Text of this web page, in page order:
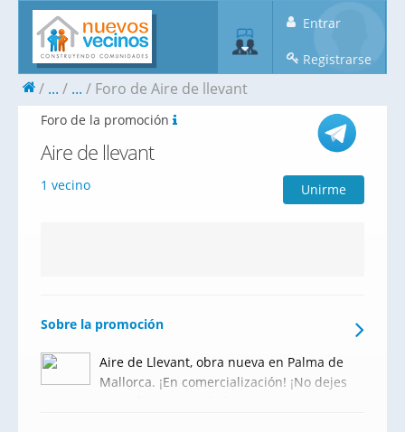
Entrar
Registrarse
... ... Foro de Aire de llevant
Foro de la promoción
Aire de llevant
1 vecino Unirme
Sobre la promoción
Aire de Llevant, obra nueva en Palma de
Mallorca. ¡En comercialización! ¡No dejes